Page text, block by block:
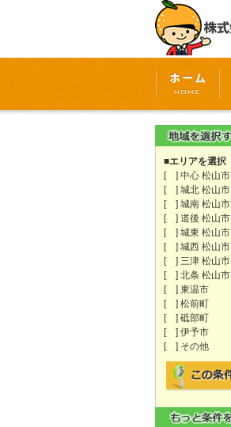
■エリアを選択
[ ] 中心 松山市
[ ] 城北 松山市
[ ] 城南 松山市
[ ] 道後 松山市
[ ] 城東 松山市
[ ] 城西 松山市
[ ] 三津 松山市
[ ] 北条 松山市
[ ] 東温市
[ ] 松前町
[ ] 砥部町
[ ] 伊予市
[ ] その他